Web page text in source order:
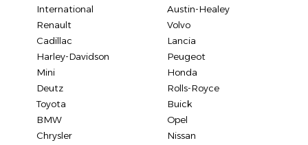
International
Austin-Healey
Renault
Volvo
Cadillac
Lancia
Harley-Davidson
Peugeot
Mini
Honda
Deutz
Rolls-Royce
Toyota
Buick
BMW
Opel
Chrysler
Nissan